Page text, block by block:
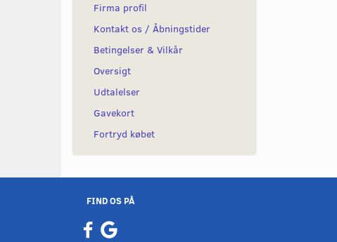
Firma profil
Kontakt os / Åbningstider
Betingelser & Vilkår
Oversigt
Udtalelser
Gavekort
Fortryd købet
FIND OS PÅ